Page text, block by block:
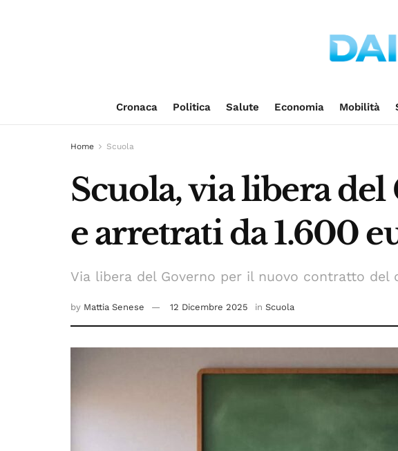
Cronaca Politica Salute Economia Mobilità
Home Scuola
Scuola, via libera
e arretrati da 1.600
Via libera del Governo per il nuovo contratto
by Mattia Senese 12 Dicembre 2025 in Scuola